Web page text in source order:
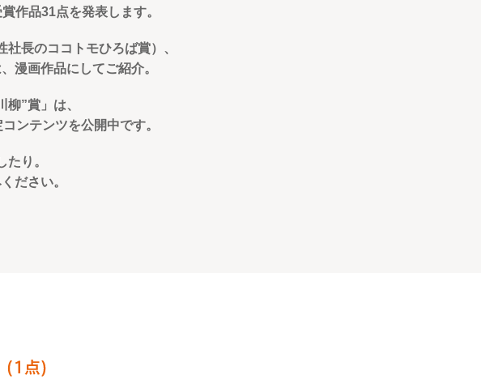
作品31点を発表します。
長のココトモひろば賞）、
漫画作品にしてご紹介。
”賞」は、
ンテンツを公開中です。
り。
ださい。